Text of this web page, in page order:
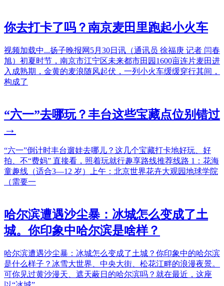
你去打卡了吗？南京麦田里跑起小火车
视频加载中...扬子晚报网5月30日讯（通讯员 徐福庚 记者 闫春
旭）初夏时节，南京市江宁区未来都市田园1600亩连片麦田进
入成熟期，金黄的麦浪随风起伏，一列小火车缓缓穿行其间，
构成了
“六一”去哪玩？丰台这些宝藏点位别错过
→
“六一”倒计时丰台遛娃去哪儿？这几个宝藏打卡地好玩、好
拍、不“费妈” 直接看，照着玩就行趣享路线推荐线路 1：花海
童趣线（适合3—12 岁）上午：北京世界花卉大观园地球学院
（需要一
哈尔滨遭遇沙尘暴：冰城怎么变成了土
城。你印象中哈尔滨是啥样？
哈尔滨遭遇沙尘暴：冰城怎么变成了土城？你印象中的哈尔滨
是什么样子？冰雪大世界、中央大街、松花江畔的浪漫夜景。
可你见过黄沙漫天、遮天蔽日的哈尔滨吗？就在最近，这座